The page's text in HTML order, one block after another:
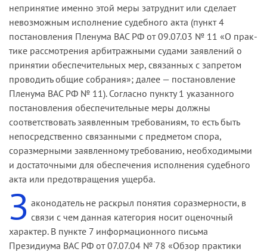
непринятие именно этой меры затруднит или сделает
невозможным исполнение судебного акта (пункт 4
постановления Пленума ВАС РФ от 09.07.03 № 11 «О прак­
тике рассмотрения арбитражными судами заявлений о
принятии обеспечительных мер, связанных с запретом
проводить общие соб­рания»; далее — постановление
Пленума ВАС РФ № 11). Согласно пункту 1 указанного
постановления обеспечительные меры должны
соответствовать заявленным требованиям, то есть быть
непосредственно связанными с предметом спора,
соразмерными заявленному требованию, необходимыми
и достаточными для обеспечения исполнения судебного
акта или предотвращения ущерба.
З аконодатель не раскрыл понятия соразмерности, в
связи с чем данная категория носит оценочный
характер. В пункте 7 информационного письма
Президиума ВАС РФ от 07.07.04 № 78 «Обзор практики